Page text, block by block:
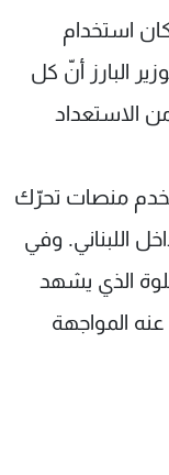
استخدام
البارز أنّ كل
الاستعداد
منصات تحرّك
اللبناني. وفي
الذي يشهد
المواجهة